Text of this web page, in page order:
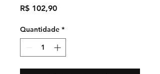
R$ 102,90Preço
Quantidade *